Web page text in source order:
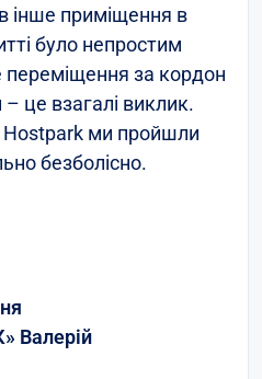
інше приміщення в
було непростим
за кордон
це взагалі виклик.
ми пройшли
безболісно.
нашого
monobank.
доступу наших
завжди було для нас
Валерій